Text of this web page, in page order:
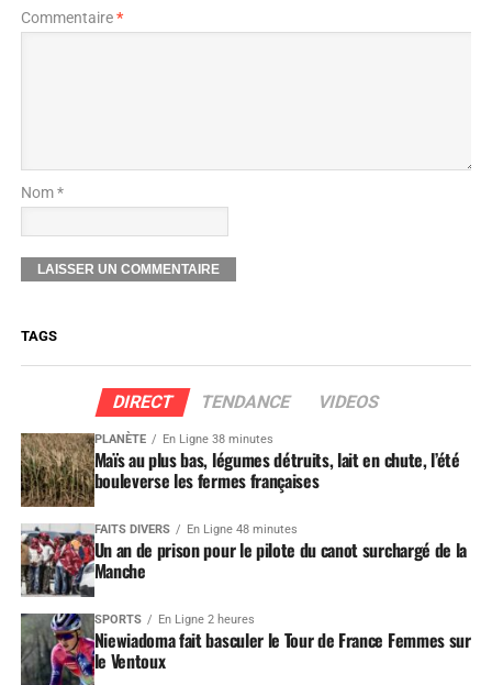
Commentaire*
Nom *
TAGS
DIRECT TENDANCE VIDEOS
PLANÈTE En Ligne 38 minutes
Maïs au plus bas, légumes détruits, lait en chute, l’été
bouleverse les fermes françaises
FAITS DIVERS En Ligne 48 minutes
Un an de prison pour le pilote du canot surchargé de la
Manche
SPORTS En Ligne 2 heures
Niewiadoma fait basculer le Tour de France Femmes sur
le Ventoux